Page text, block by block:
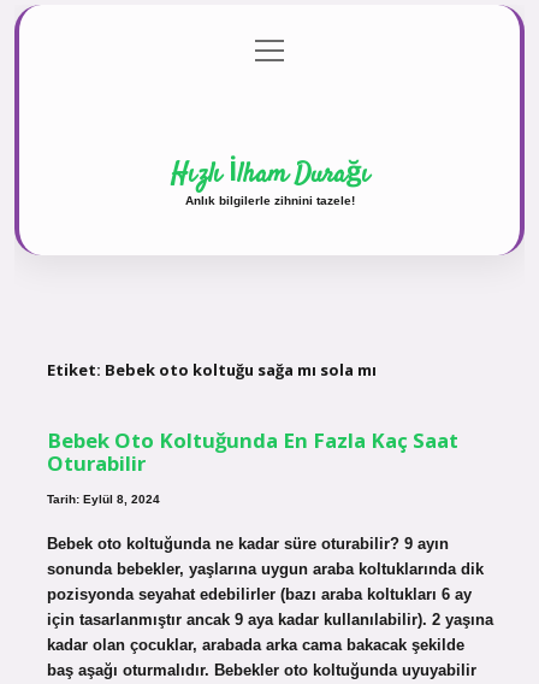
Gizlilik Politikası
menüyü
aç
Hızlı İlham Durağı
Anlık bilgilerle zihnini tazele!
Etiket: Bebek oto koltuğu sağa mı sola mı
Bebek Oto Koltuğunda En Fazla Kaç Saat
Oturabilir
Tarih: Eylül 8, 2024
Bebek oto koltuğunda ne kadar süre oturabilir? 9 ayın
sonunda bebekler, yaşlarına uygun araba koltuklarında dik
pozisyonda seyahat edebilirler (bazı araba koltukları 6 ay
için tasarlanmıştır ancak 9 aya kadar kullanılabilir). 2 yaşına
kadar olan çocuklar, arabada arka cama bakacak şekilde
baş aşağı oturmalıdır. Bebekler oto koltuğunda uyuyabilir